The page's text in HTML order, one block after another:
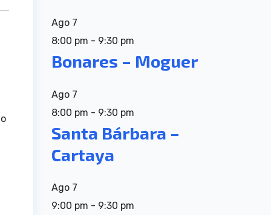
Ago 7
8:00 pm - 9:30 pm
Bonares – Moguer
Ago 7
8:00 pm - 9:30 pm
Santa Bárbara –
Cartaya
Ago 7
9:00 pm - 9:30 pm